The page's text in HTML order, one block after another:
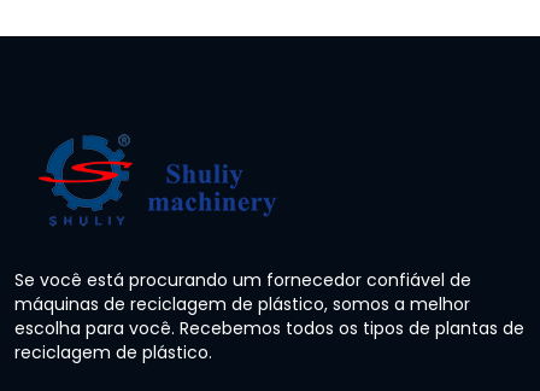
Se você está procurando um fornecedor confiável de
máquinas de reciclagem de plástico, somos a melhor
escolha para você. Recebemos todos os tipos de plantas de
reciclagem de plástico.